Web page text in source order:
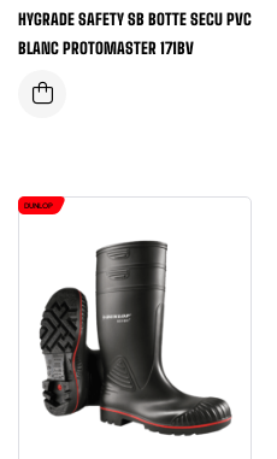
HYGRADE SAFETY SB BOTTE SECU PVC
BLANC PROTOMASTER 171BV
DUNLOP